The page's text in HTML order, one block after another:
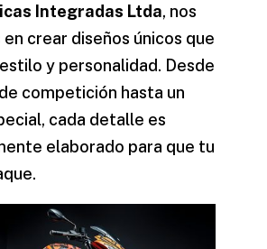
Integradas Ltda, nos
crear diseños únicos que
y personalidad. Desde
de competición hasta un
cada detalle es
elaborado para que tu